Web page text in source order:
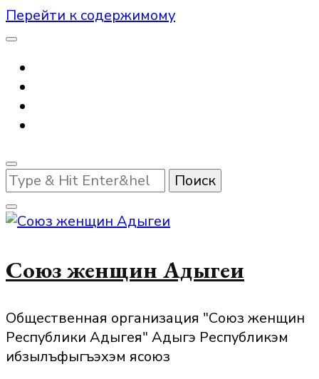
Перейти к содержимому
Ищите
что-
то?
Союз женщин Адыгеи
Общественная организация "Союз женщин
Республики Адыгея" Адыгэ Республикэм
ибзылъфыгъэхэм ясоюз